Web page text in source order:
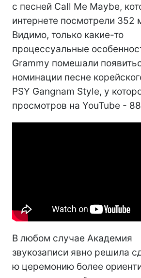
с песней Сall Me Maybe,
интернете посмотрели 352
Видимо, только какие-то
процессуальные
Grammy помешали
номинации песне
PSY Gangnam Style, у
просмотров на YouTube -
В любом случае Академия
звукозаписи явно решила
ю церемонию более